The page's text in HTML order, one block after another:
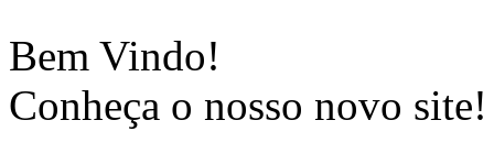
Bem Vindo!
Conheça o nosso novo site!